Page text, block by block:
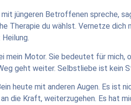
jüngeren Betroffenen spreche,
Therapie du wählst. Vernetze dich
mein Motor. Sie bedeutet für mich,
geht weiter. Selbstliebe ist kein
heute mit anderen Augen. Es ist
die Kraft, weiterzugehen. Es hat